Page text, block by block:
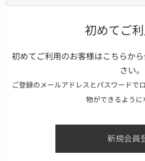
初めてご
初めてご利用のお客様はこちらか
さい。
ご登録のメールアドレスとパスワードで
物ができるように